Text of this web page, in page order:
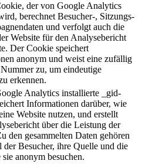
der von Google Analytics
berechnet Besucher-, Sitzungs-
und verfolgt auch die
Website für den Analysebericht
Der Cookie speichert
anonym und weist eine zufällig
zu, um eindeutige
erkennen.
Analytics installierte _gid-
Informationen darüber, wie
Website nutzen, und erstellt
über die Leistung der
den gesammelten Daten gehören
der Besucher, ihre Quelle und die
sie anonym besuchen.